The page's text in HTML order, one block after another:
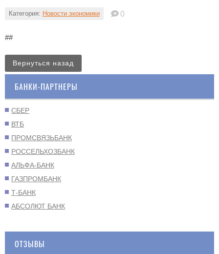
БАНКИ-ПАРТНЕРЫ
СБЕР
ВТБ
ПРОМСВЯЗЬБАНК
РОССЕЛЬХОЗБАНК
АЛЬФА-БАНК
ГАЗПРОМБАНК
Т-БАНК
АБСОЛЮТ БАНК
ОТЗЫВЫ
0
Категория: Новости экономики
##
Вернуться назад